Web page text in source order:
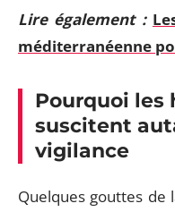
Lire également :
méditerranéenne
Pourquoi les
suscitent
vigilance
Quelques gouttes de